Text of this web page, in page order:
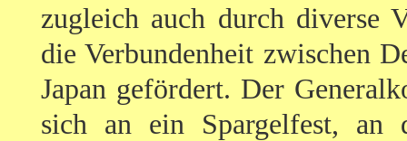
zugleich auch durch diverse
die Verbundenheit zwischen
Japan gefördert. Der
sich an ein Spargelfest, an